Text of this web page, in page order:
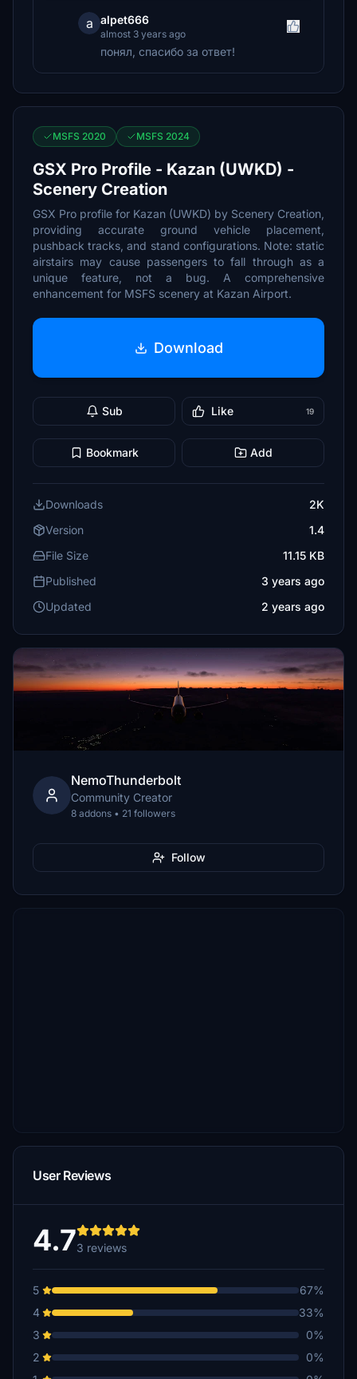
a alpet666
almost 3 years ago
понял, спасибо за ответ!
MSFS 2020 MSFS 2024
GSX Pro Profile - Kazan (UWKD) -
Scenery Creation
GSX Pro profile for Kazan (UWKD) by Scenery Creation,
providing accurate ground vehicle placement,
pushback tracks, and stand configurations. Note: static
airstairs may cause passengers to fall through as a
unique feature, not a bug. A comprehensive
enhancement for MSFS scenery at Kazan Airport.
Download
Sub Like 19
Bookmark Add
Downloads
2K
Version
1.4
File Size
11.15 KB
Published
3 years ago
Updated
2 years ago
NemoThunderbolt
Community Creator
8 addons • 21 followers
Follow
User Reviews
4.73 reviews
5
67%
4
33%
3
0%
2
0%